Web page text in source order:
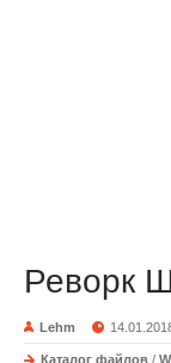
Реворк
Lehm
Каталог файлов /